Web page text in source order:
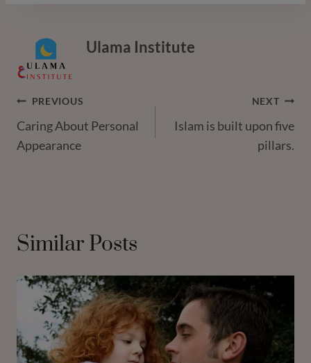
Ulama Institute
Post
Navigation
PREVIOUS
Caring About Personal
Appearance
NEXT
Islam is built upon five
pillars.
Similar Posts